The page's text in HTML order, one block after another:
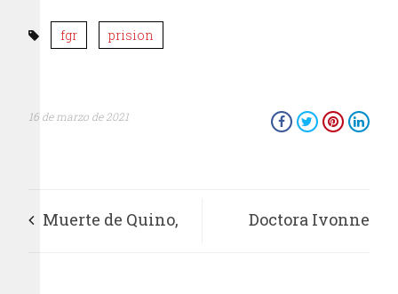
fgr prision
16 de marzo de 2021
Muerte de Quino, Doctora Ivonne